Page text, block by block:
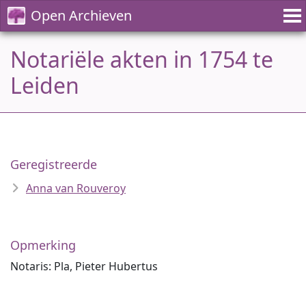
Open Archieven
Notariële akten in 1754 te
Leiden
Geregistreerde
Anna van Rouveroy
Opmerking
Notaris: Pla, Pieter Hubertus